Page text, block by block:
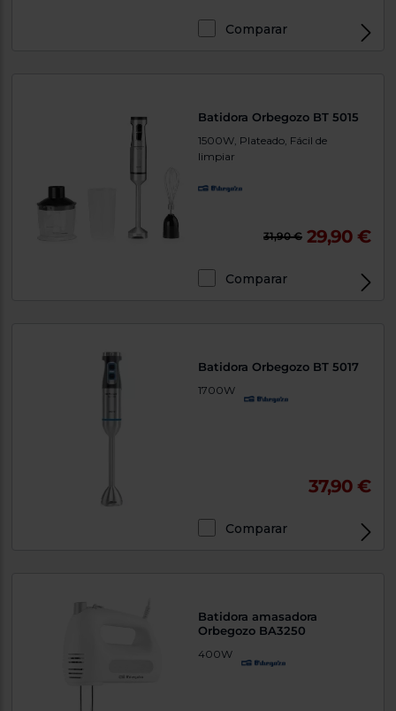
Comparar
Batidora Orbegozo BT 5015
1500W, Plateado, Fácil de
limpiar
31,90 € 29,90 €
Comparar
Batidora Orbegozo BT 5017
1700W
37,90 €
Comparar
Batidora amasadora
Orbegozo BA3250
400W